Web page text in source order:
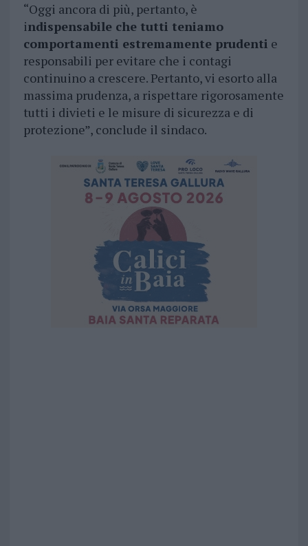
“Oggi ancora di più, pertanto, è
indispensabile che tutti teniamo
comportamenti estremamente prudenti e
responsabili per evitare che i contagi
continuino a crescere. Pertanto, vi esorto alla
massima prudenza, a rispettare rigorosamente
tutti i divieti e le misure di sicurezza e di
protezione”, conclude il sindaco.